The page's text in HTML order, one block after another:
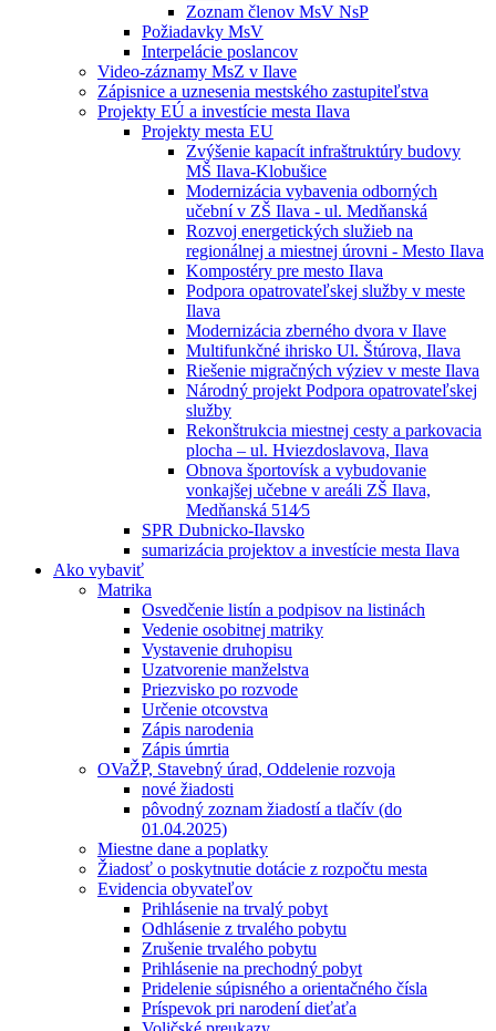
Zoznam členov MsV NsP
Požiadavky MsV
Interpelácie poslancov
Video-záznamy MsZ v Ilave
Zápisnice a uznesenia mestského zastupiteľstva
Projekty EÚ a investície mesta Ilava
Projekty mesta EU
Zvýšenie kapacít infraštruktúry budovy
MŠ Ilava-Klobušice
Modernizácia vybavenia odborných
učební v ZŠ Ilava - ul. Medňanská
Rozvoj energetických služieb na
regionálnej a miestnej úrovni - Mesto Ilava
Kompostéry pre mesto Ilava
Podpora opatrovateľskej služby v meste
Ilava
Modernizácia zberného dvora v Ilave
Multifunkčné ihrisko Ul. Štúrova, Ilava
Riešenie migračných výziev v meste Ilava
Národný projekt Podpora opatrovateľskej
služby
Rekonštrukcia miestnej cesty a parkovacia
plocha – ul. Hviezdoslavova, Ilava
Obnova športovísk a vybudovanie
vonkajšej učebne v areáli ZŠ Ilava,
Medňanská 514⁄5
SPR Dubnicko-Ilavsko
sumarizácia projektov a investície mesta Ilava
Ako vybaviť
Matrika
Osvedčenie listín a podpisov na listinách
Vedenie osobitnej matriky
Vystavenie druhopisu
Uzatvorenie manželstva
Priezvisko po rozvode
Určenie otcovstva
Zápis narodenia
Zápis úmrtia
OVaŽP, Stavebný úrad, Oddelenie rozvoja
nové žiadosti
pôvodný zoznam žiadostí a tlačív (do
01.04.2025)
Miestne dane a poplatky
Žiadosť o poskytnutie dotácie z rozpočtu mesta
Evidencia obyvateľov
Prihlásenie na trvalý pobyt
Odhlásenie z trvalého pobytu
Zrušenie trvalého pobytu
Prihlásenie na prechodný pobyt
Pridelenie súpisného a orientačného čísla
Príspevok pri narodení dieťaťa